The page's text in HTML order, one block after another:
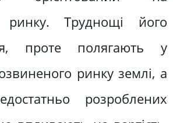
ринку. Труднощі його
проте полягають у
ринку землі, а
розроблених